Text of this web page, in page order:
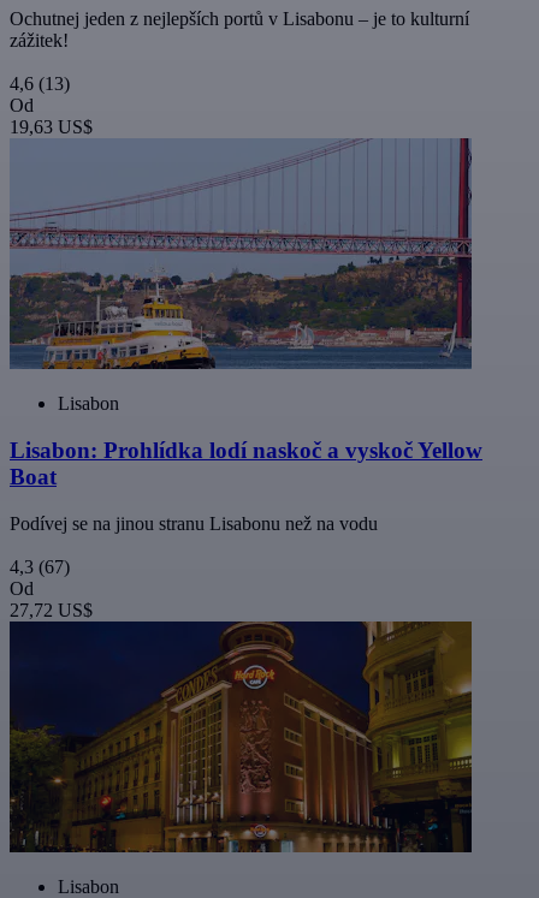
Ochutnej jeden z nejlepších portů v Lisabonu – je to kulturní
zážitek!
4,6 (13)
Od
19,63 US$
Lisabon
Lisabon: Prohlídka lodí naskoč a vyskoč Yellow
Boat
Podívej se na jinou stranu Lisabonu než na vodu
4,3 (67)
Od
27,72 US$
Lisabon